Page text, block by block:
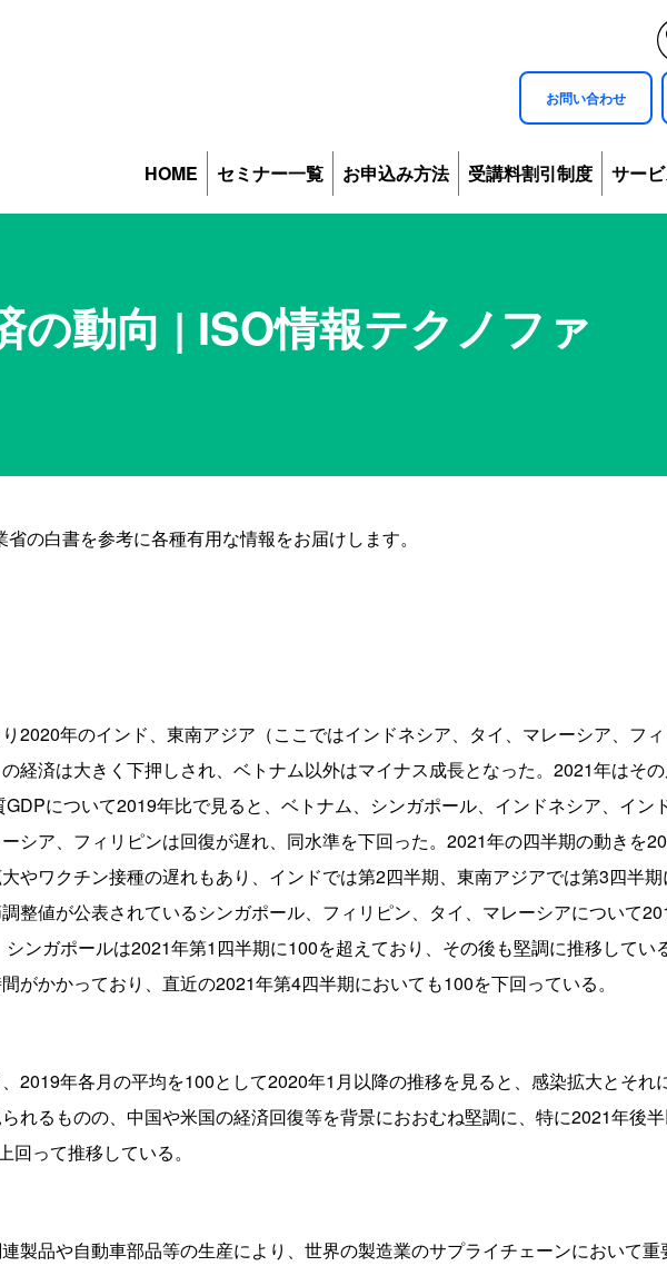
お問い合わせ
HOME セミナー一覧 お申込み方法 受講料割引制度 サー
の動向 | ISO情報テクノファ
省の白書を参考に各種有用な情報をお届けします。
2020年のインド、東南アジア（ここではインドネシア、タイ、マレーシア、フ
経済は大きく下押しされ、ベトナム以外はマイナス成長となった。2021年はそ
について2019年比で見ると、ベトナム、シンガポール、インドネシア、イン
シア、フィリピンは回復が遅れ、同水準を下回った。2021年の四半期の動きを
やワクチン接種の遅れもあり、インドでは第2四半期、東南アジアでは第3四半
整値が公表されているシンガポール、フィリピン、タイ、マレーシアについて
ンガポールは2021年第1四半期に100を超えており、その後も堅調に推移してい
がかかっており、直近の2021年第4四半期においても100を下回っている。
2019年各月の平均を100として2020年1月以降の推移を見ると、感染拡大とそれ
れるものの、中国や米国の経済回復等を背景におおむね堅調に、特に2021年後
って推移している。
製品や自動車部品等の生産により、世界の製造業のサプライチェーンにおいて重